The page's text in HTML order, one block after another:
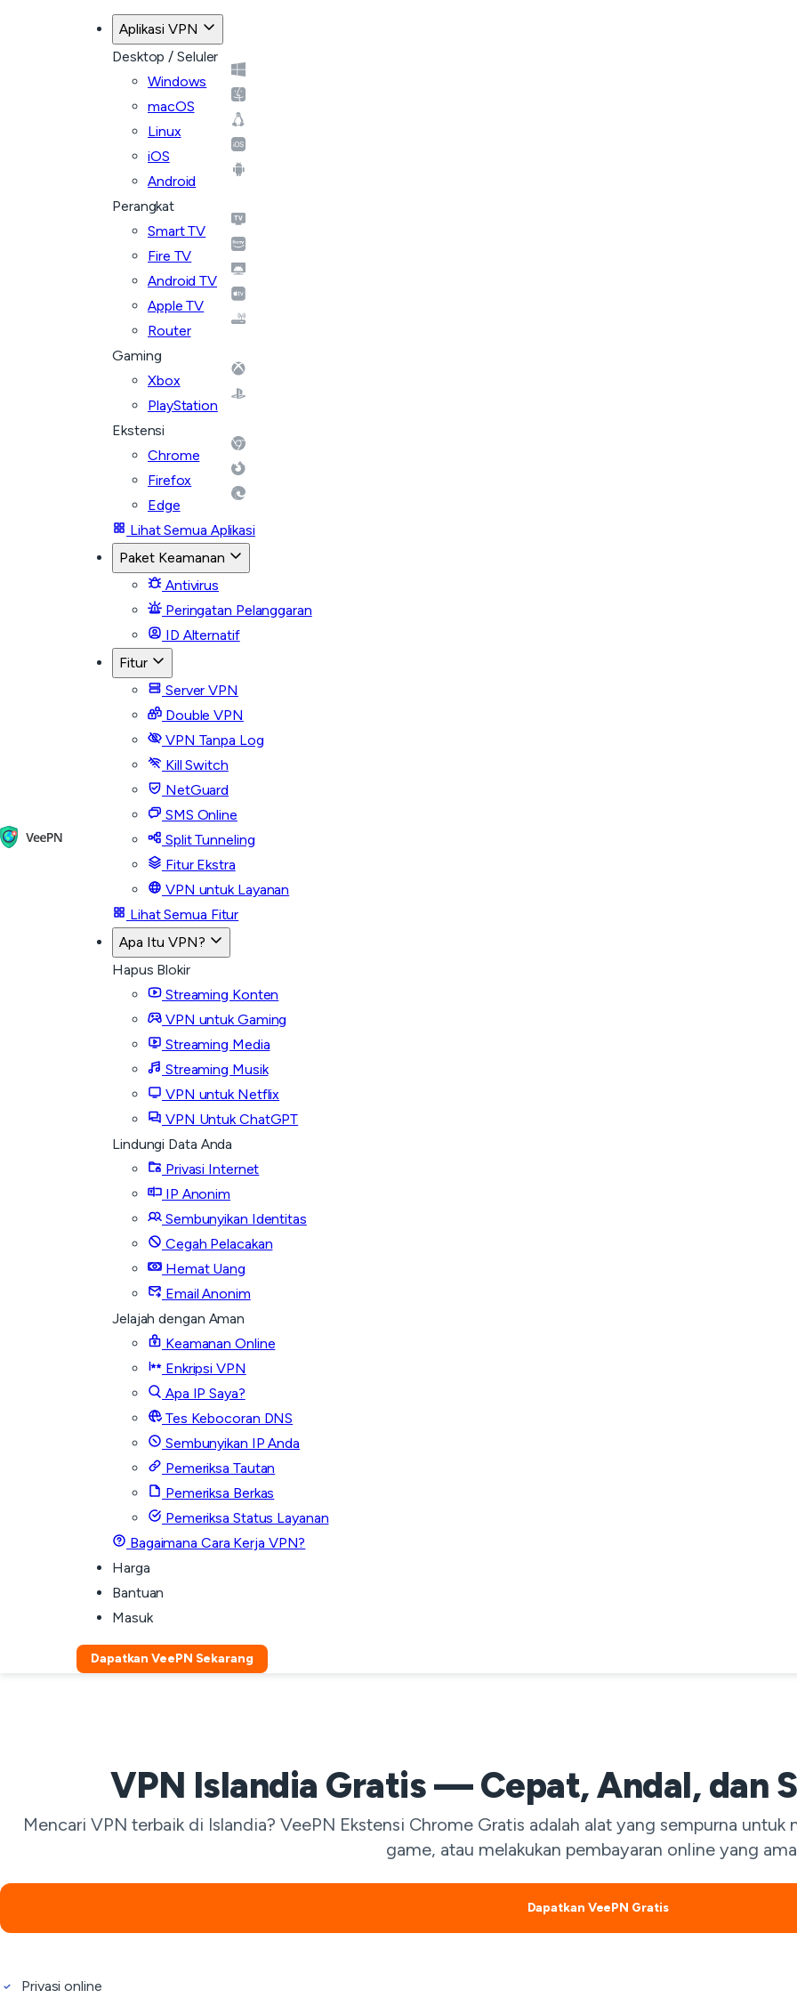
Aplikasi VPN
Desktop / Seluler
Windows
macOS
Linux
iOS
Android
Perangkat
Smart TV
Fire TV
Android TV
Apple TV
Router
Gaming
Xbox
PlayStation
Ekstensi
Chrome
Firefox
Edge
Lihat Semua Aplikasi
Paket Keamanan
Antivirus
Peringatan Pelanggaran
ID Alternatif
Fitur
Server VPN
Double VPN
VPN Tanpa Log
Kill Switch
NetGuard
SMS Online
Split Tunneling
Fitur Ekstra
VPN untuk Layanan
Lihat Semua Fitur
Apa Itu VPN?
Hapus Blokir
Streaming Konten
VPN untuk Gaming
Streaming Media
Streaming Musik
VPN untuk Netflix
VPN Untuk ChatGPT
Lindungi Data Anda
Privasi Internet
IP Anonim
Sembunyikan Identitas
Cegah Pelacakan
Hemat Uang
Email Anonim
Jelajah dengan Aman
Keamanan Online
Enkripsi VPN
Apa IP Saya?
Tes Kebocoran DNS
Sembunyikan IP Anda
Pemeriksa Tautan
Pemeriksa Berkas
Pemeriksa Status Layanan
Bagaimana Cara Kerja VPN?
Harga
Bantuan
Masuk
Dapatkan VeePN Sekarang
VPN Islandia Gratis — Cepat, Andal, dan
Mencari VPN terbaik di Islandia? VeePN Ekstensi Chrome Gratis adalah alat yang sempurna
game, atau melakukan pembayaran online yang
Dapatkan VeePN Gratis
Privasi online